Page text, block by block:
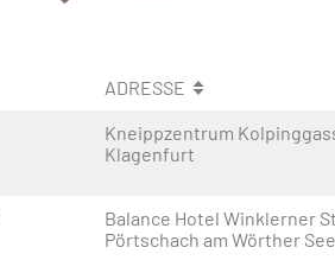
ADRESSE
Kneippzentrum
Klagenfurt
Balance Hotel Winklerner
Pörtschach am Wörther See